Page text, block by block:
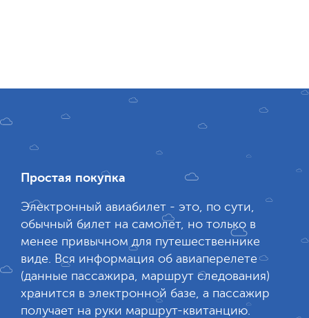
Простая покупка
Электронный авиабилет - это, по сути,
обычный билет на самолет, но только в
менее привычном для путешественнике
виде. Вся информация об авиаперелете
(данные пассажира, маршрут следования)
хранится в электронной базе, а пассажир
получает на руки маршрут-квитанцию.